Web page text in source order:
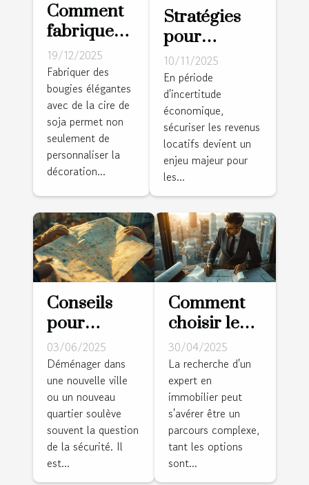
Comment
fabriquer
des
bougies
élégantes
avec de la
cire de soja
?
19/12/2025
Fabriquer des
bougies élégantes
avec de la cire de
soja permet non
seulement de
personnaliser la
décoration...
Stratégies
pour
sécuriser les
revenus
locatifs en
période
d'incertitude
économique
10/11/2025
En période
d'incertitude
économique,
sécuriser les revenus
locatifs devient un
enjeu majeur pour
les...
Conseils
pour
choisir un
quartier sûr
lorsque
vous
déménagez
03/06/2025
Déménager dans
une nouvelle ville
ou un nouveau
quartier soulève
souvent la question
de la sécurité. Il
est...
Comment
choisir le
meilleur
expert pour
vos besoins
immobiliers
?
30/04/2025
La recherche d'un
expert en
immobilier peut
s'avérer être un
parcours complexe,
tant les options
sont...